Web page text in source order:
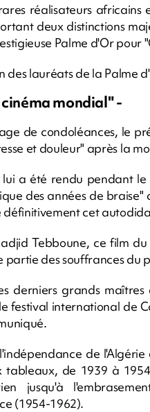
réalisateurs
deux distinctions
Palme d'Or pour
des lauréats de la Palme
mondial" -
de condoléances, le
et douleur" après la
a été rendu pendant
des années de braise"
définitivement cet
Tebboune, ce film
partie des souffrances
derniers grands
festival international de
de
tableaux, de 1939 à
jusqu'à
(1954-1962).